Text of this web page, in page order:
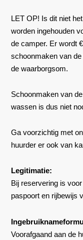
LET OP! Is dit niet
worden ingehouden
de camper. Er wordt
schoonmaken van
de waarborgsom.
Schoonmaken van
wassen is dus niet
Ga voorzichtig met
huurder er ook van
Legitimatie:
Bij reservering is
paspoort en rijbewijs
Voorafgaand aan de